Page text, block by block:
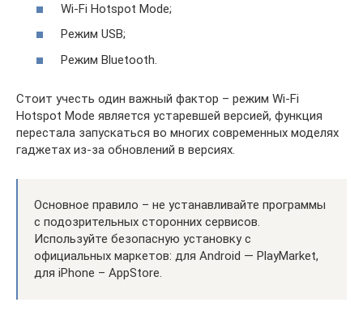
Wi-Fi Hotspot Mode;
Режим USB;
Режим Bluetooth.
Стоит учесть один важный фактор – режим Wi-Fi
Hotspot Mode является устаревшей версией, функция
перестала запускаться во многих современных моделях
гаджетах из-за обновлений в версиях.
Основное правило – не устанавливайте программы
с подозрительных сторонних сервисов.
Используйте безопасную установку с
официальных маркетов: для Android — PlayMarket,
для iPhone – AppStore.